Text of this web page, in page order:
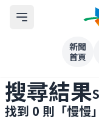
新聞
首頁
搜尋結果
找到 0 則「慢慢